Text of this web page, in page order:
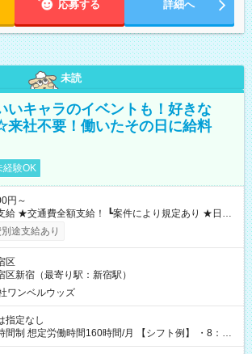
応募する 詳細へ
未読
いキャラのイベントも！好きな
社不要！働いたその日に給料
経験OK
円～
定あり ★日払
規定あり） ┗働いたその日に現金GET♪ お仕事後はコ
ら 日払い分を引き落とせます！ 【試用期間】試
途支給あり
区
区新宿（最寄り駅：新宿駅）
ワンベルウッズ
指定なし
定労働時間160時間/月 【シフト例】 ・8：00